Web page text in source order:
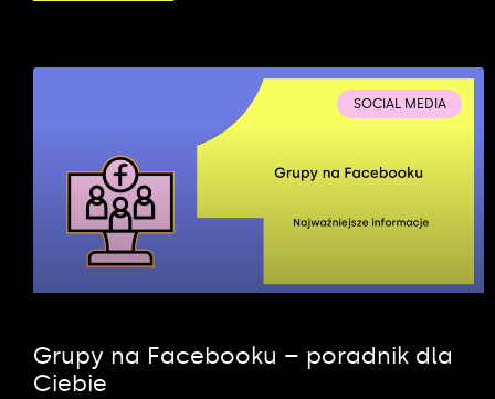
SOCIAL MEDIA
Grupy na Facebooku – poradnik dla
Ciebie